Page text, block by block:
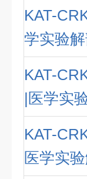
KAT-
学实验
KAT-
|医学实
KAT-
医学实